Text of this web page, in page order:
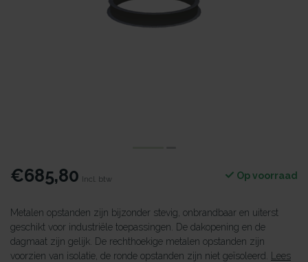
€685,80 Incl. btw Op voorraad
Metalen opstanden zijn bijzonder stevig, onbrandbaar en uiterst
geschikt voor industriële toepassingen. De dakopening en de
dagmaat zijn gelijk. De rechthoekige metalen opstanden zijn
voorzien van isolatie, de ronde opstanden zijn niet geïsoleerd.
Lees